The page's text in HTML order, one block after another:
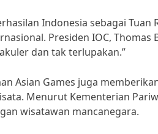
Indonesia sebagai
Presiden IOC,
dan tak terlupakan.”
Asian Games juga
Menurut Kementerian
wisatawan mancanegara.